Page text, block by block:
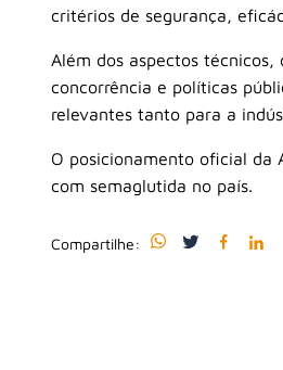
critérios de segurança,
Além dos aspectos
concorrência e políticas
relevantes tanto para a
O posicionamento oficial da
com semaglutida no país.
Compartilhe: